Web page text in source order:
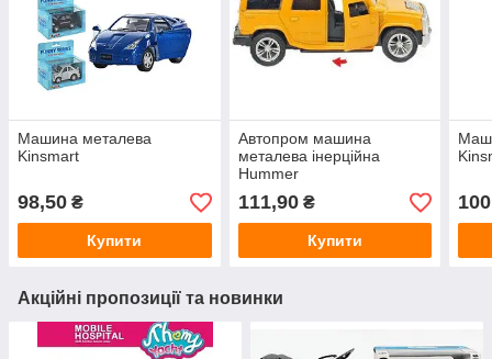
Машина металева
Kinsmart
98,50 ₴
Купити
Автопром машина
металева інерційна
Hummer
111,90₴
Купити
Акційні пропозиції та новинки